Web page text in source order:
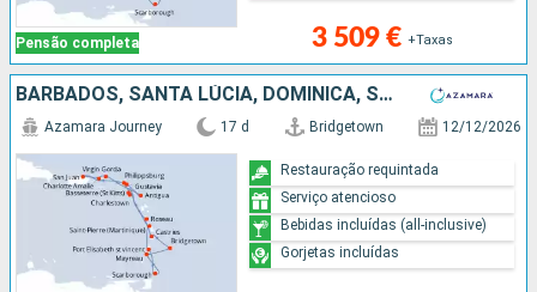
Pensão completa 3 509 € +Taxas
BARBADOS, SANTA LÚCIA, DOMINICA, SÃO MARTINHO, PORTO RICO, ESTADOS UNIDOS, VIRGIN GORDA, ANTÍGUA E BARBUDA, FRANÇA, MARTINICA, TRINIDADE E TOBAGO, ST VINCENT E GRENADINES
Azamara Journey 17 d Bridgetown 12/12/2026
Restauração requintada
Serviço atencioso
Bebidas incluídas (all-inclusive)
Gorjetas incluídas